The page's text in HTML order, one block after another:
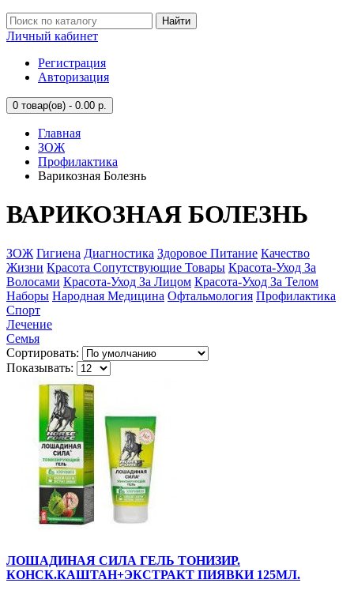
Найти
Личный кабинет
Регистрация
Авторизация
0 товар(ов) - 0.00 р.
Главная
ЗОЖ
Профилактика
Варикозная Болезнь
ВАРИКОЗНАЯ БОЛЕЗНЬ
ЗОЖ Гигиена Диагностика Здоровое Питание Качество
Жизни Красота Сопутствующие Товары Красота-Уход За
Волосами Красота-Уход За Лицом Красота-Уход За Телом
Наборы Народная Медицина Офтальмология Профилактика
Спорт
Лечение
Семья
Сортировать:
Показывать:
ЛОШАДИНАЯ СИЛА ГЕЛЬ ТОНИЗИР.
КОНСК.КАШТАН+ЭКСТРАКТ ПИЯВКИ 125МЛ.